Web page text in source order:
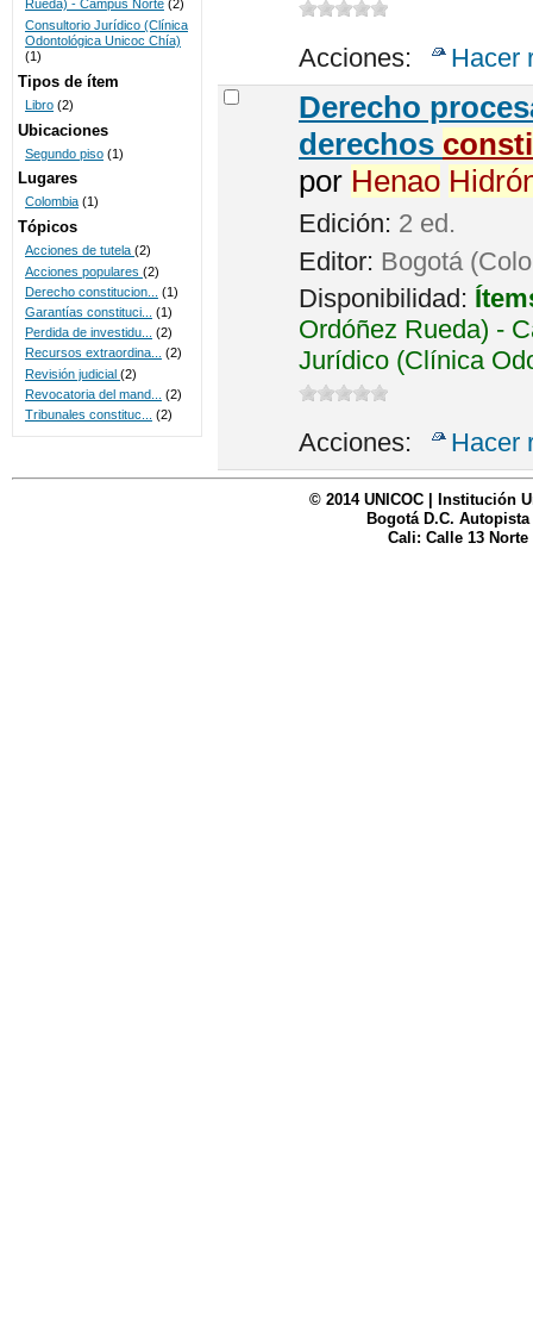
Acciones: Hacer
Derecho
derechos
por Henao
Edición: 2 ed.
Editor: Bogotá
Disponibilidad:
Ordóñez Rueda) -
Jurídico (Clínica
Acciones: Hacer
Rueda) - Campus Norte (2)
Consultorio Jurídico (Clínica
Odontológica Unicoc Chía)
(1)
Tipos de ítem
Libro (2)
Ubicaciones
Segundo piso (1)
Lugares
Colombia (1)
Tópicos
Acciones de tutela (2)
Acciones populares (2)
Derecho constitucion...
(1)
Garantías constituci...
(1)
Perdida de investidu...
(2)
Recursos extraordina...
(2)
Revisión judicial (2)
Revocatoria del mand...
(2)
Tribunales constituc...
(2)
© 2014 UNICOC | Institución
Bogotá D.C. Autopista
Cali: Calle 13 Norte